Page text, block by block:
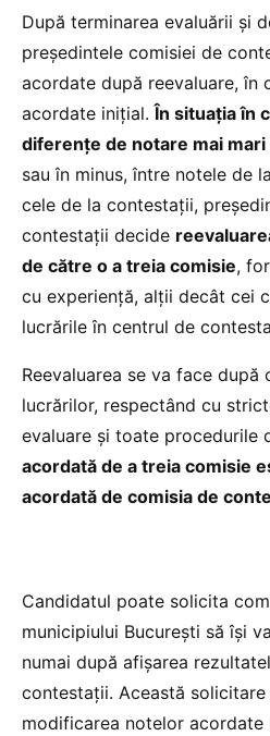
După terminarea evaluării şi
preşedintele comisiei de
acordate după reevaluare, în
acordate iniţial.În situaţia în
diferenţe de notare mai mari
sau în minus, între notele de
cele de la contestaţii,
contestaţii decide
de către o a treia comisie,
cu experienţă, alţii decât cei
lucrările în centrul de
Reevaluarea se va face după
lucrărilor, respectând cu
evaluare şi toate procedurile
acordată de a treia comisie
acordată de comisia de
Candidatul poate solicita
municipiului Bucureşti să îşi
numai după afişarea
contestaţii. Această
modificarea notelor acordate